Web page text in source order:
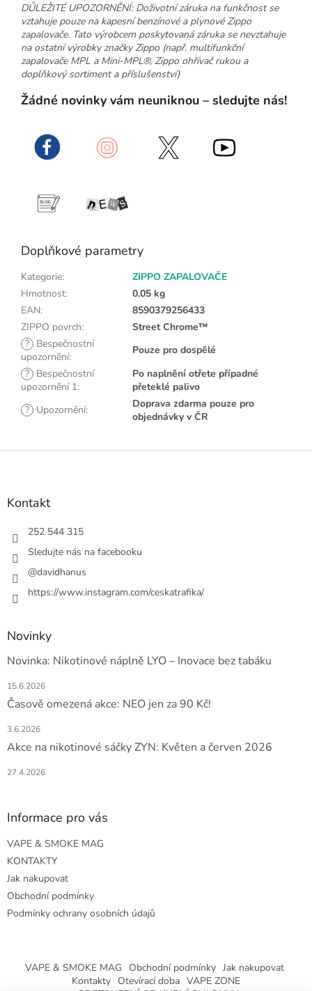
DŮLEŽITÉ UPOZORNĚNÍ: Doživotní záruka na funkčnost se
vztahuje pouze na kapesní benzínové a plynové Zippo
zapalovače. Tato výrobcem poskytovaná záruka se nevztahuje
na ostatní výrobky značky Zippo (např. multifunkční
zapalovače MPL a Mini-MPL®, Zippo ohřívač rukou a
doplňkový sortiment a příslušenství)
Žádné novinky vám neuniknou – sledujte nás!
Doplňkové parametry
Kategorie:
ZIPPO ZAPALOVAČE
Hmotnost:
0.05 kg
EAN:
8590379256433
ZIPPO povrch:
Street Chrome™
? Bespečnostní
upozornění:
Pouze pro dospělé
? Bespečnostní
upozornění 1:
Po naplnění otřete případné
přeteklé palivo
? Upozornění:
Doprava zdarma pouze pro
objednávky v ČR
Z
Kontakt
252 544 315
Sledujte nás na facebooku
@davidhanus
https://www.instagram.com/ceskatrafika/
Novinky
Novinka: Nikotinové náplně LYO – Inovace bez tabáku
15.6.2026
Časově omezená akce: NEO jen za 90 Kč!
3.6.2026
Akce na nikotinové sáčky ZYN: Květen a červen 2026
27.4.2026
Informace pro vás
VAPE & SMOKE MAG
KONTAKTY
Jak nakupovat
Obchodní podmínky
Podmínky ochrany osobních údajů
VAPE & SMOKE MAG Obchodní podmínky Jak nakupovat
Kontakty Otevírací doba VAPE ZONE